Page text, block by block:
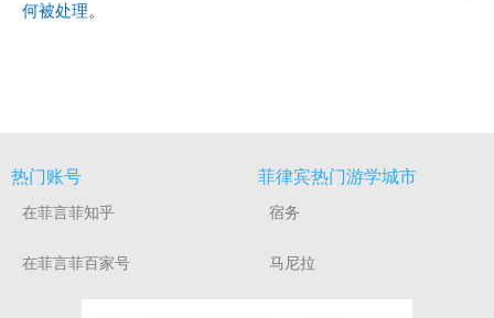
何被处理。
热门账号
在菲言菲知乎
在菲言菲百家号
菲律宾热门游学城市
宿务
马尼拉